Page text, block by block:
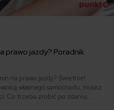
prawo jazdy? Poradnik
na prawo jazdy? Świetnie!
własnego samochodu, musisz
Co trzeba zrobić po zdaniu